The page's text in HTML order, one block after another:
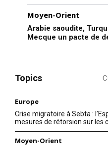
Moyen-Orient
Arabie saoudite,
Mecque un pacte de
Topics
Europe
Crise migratoire à Sebta :
mesures de rétorsion sur les
Moyen-Orient